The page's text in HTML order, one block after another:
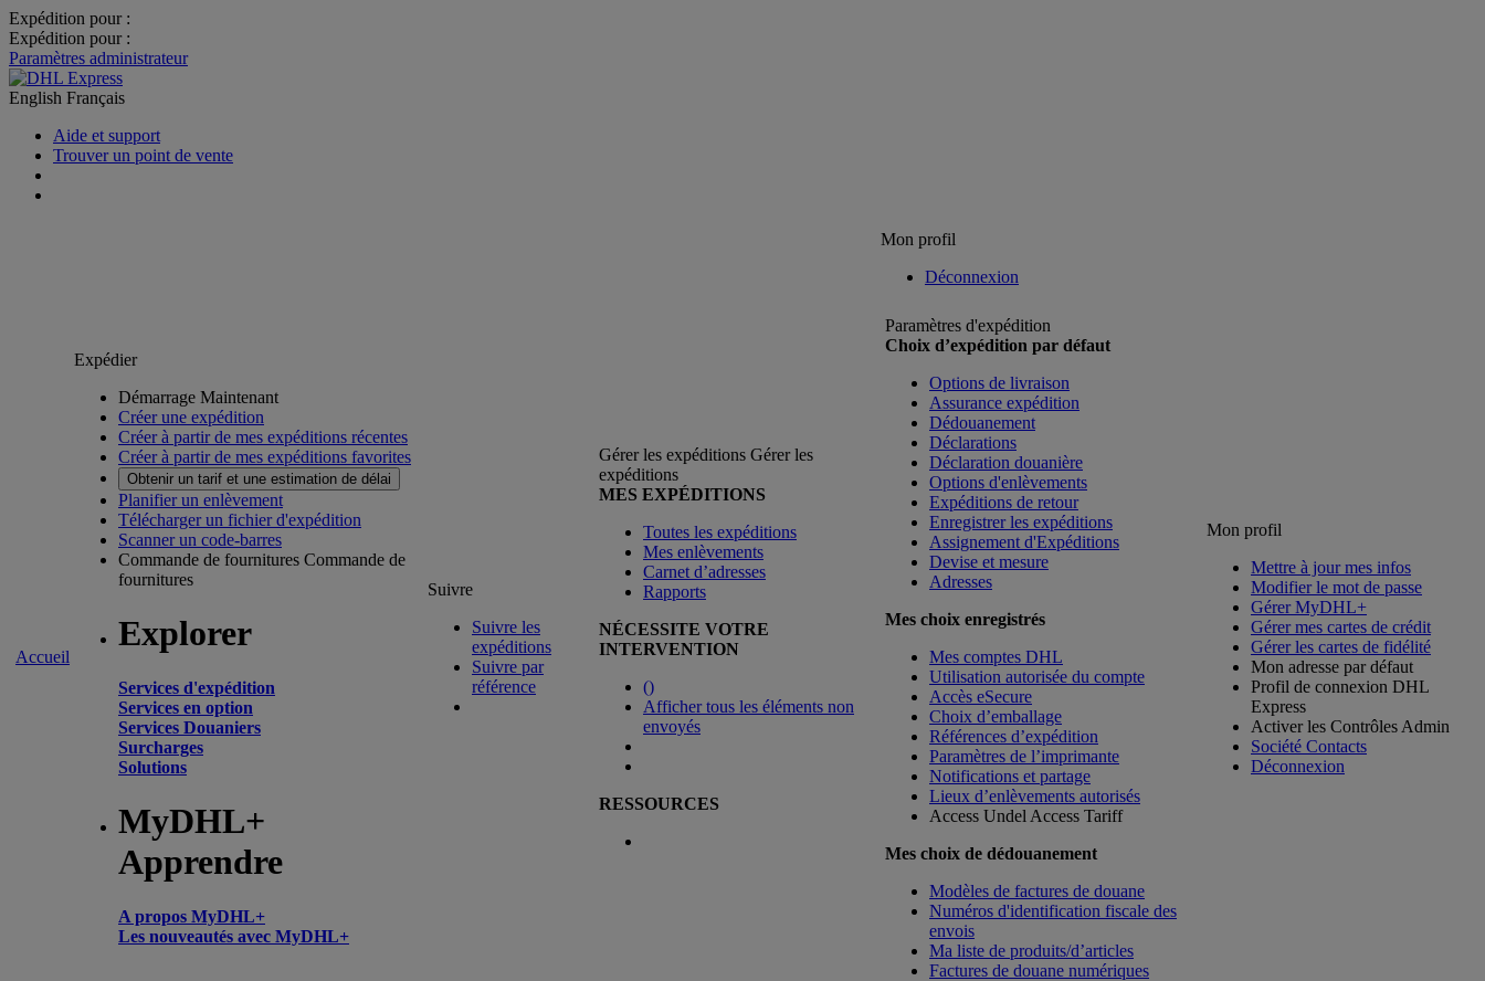
Expédition pour :
Expédition pour :
Paramètres administrateur
English Français
Aide et support
Trouver un point de vente
Mon profil
Déconnexion
Accueil
Expédier
Démarrage Maintenant
Créer une expédition
Créer à partir de mes expéditions récentes
Créer à partir de mes expéditions favorites
Obtenir un tarif et une estimation de délai
Planifier un enlèvement
Télécharger un fichier d'expédition
Scanner un code-barres
Commande de fournitures Commande de
fournitures
Explorer
Services d'expédition
Services en option
Services Douaniers
Surcharges
Solutions
MyDHL+
Apprendre
A propos MyDHL+
Les nouveautés avec MyDHL+
Suivre
Suivre les
expéditions
Suivre par
référence
Gérer les expéditions Gérer les
expéditions
MES EXPÉDITIONS
Toutes les expéditions
Mes enlèvements
Carnet d’adresses
Rapports
NÉCESSITE VOTRE
INTERVENTION
()
Afficher tous les éléments non
envoyés
RESSOURCES
Paramètres d'expédition
Choix d’expédition par défaut
Options de livraison
Assurance expédition
Dédouanement
Déclarations
Déclaration douanière
Options d'enlèvements
Expéditions de retour
Enregistrer les expéditions
Assignement d'Expéditions
Devise et mesure
Adresses
Mes choix enregistrés
Mes comptes DHL
Utilisation autorisée du compte
Accès eSecure
Choix d’emballage
Références d’expédition
Paramètres de l’imprimante
Notifications et partage
Lieux d’enlèvements autorisés
Access Undel Access Tariff
Mes choix de dédouanement
Modèles de factures de douane
Numéros d'identification fiscale des
envois
Ma liste de produits/d’articles
Factures de douane numériques
Mon profil
Mettre à jour mes infos
Modifier le mot de passe
Gérer MyDHL+
Gérer mes cartes de crédit
Gérer les cartes de fidélité
Mon adresse par défaut
Profil de connexion DHL
Express
Activer les Contrôles Admin
Société Contacts
Déconnexion